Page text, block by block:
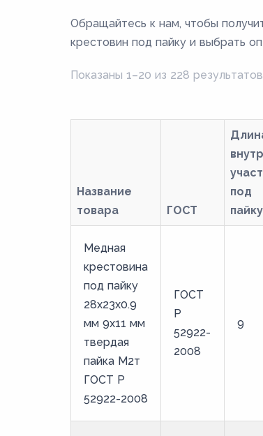
Обращайтесь к нам, чтобы
крестовин под пайку и выбрать
Показаны 1–20 из 228 результатов
Название
товара
ГОСТ
под
пайку
Медная
крестовина
под пайку
28х23х0.9
мм 9х11 мм
твердая
пайка М2т
ГОСТ Р
52922-2008
ГОСТ
Р
52922-
2008
9